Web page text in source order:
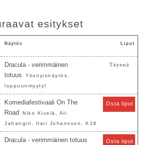
esitykset
Näytös Liput
Dracula - verimmäinen
totuus
Yksityisnäytös,
loppuunmyyty!
Täynnä
Komediafestivaali On The
Road
Niko Kivelä, Ali
Jahangiri, Ilari Johansson, K18
Osta liput
Dracula - verimmäinen totuus Osta liput